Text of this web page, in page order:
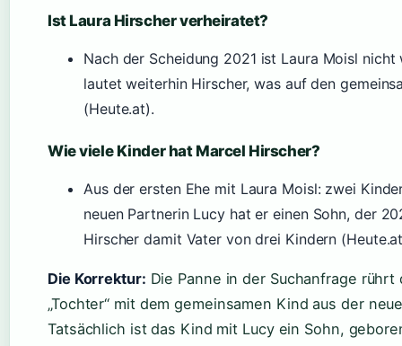
Ist Laura Hirscher verheiratet?
Nach der Scheidung 2021 ist Laura Moisl
lautet weiterhin Hirscher, was auf den
(Heute.at).
Wie viele Kinder hat Marcel Hirscher?
Aus der ersten Ehe mit Laura Moisl: zwei
neuen Partnerin Lucy hat er einen Sohn, der
Hirscher damit Vater von drei Kindern
Die Korrektur: Die Panne in der Suchanfrage
„Tochter“ mit dem gemeinsamen Kind aus der
Tatsächlich ist das Kind mit Lucy ein Sohn,